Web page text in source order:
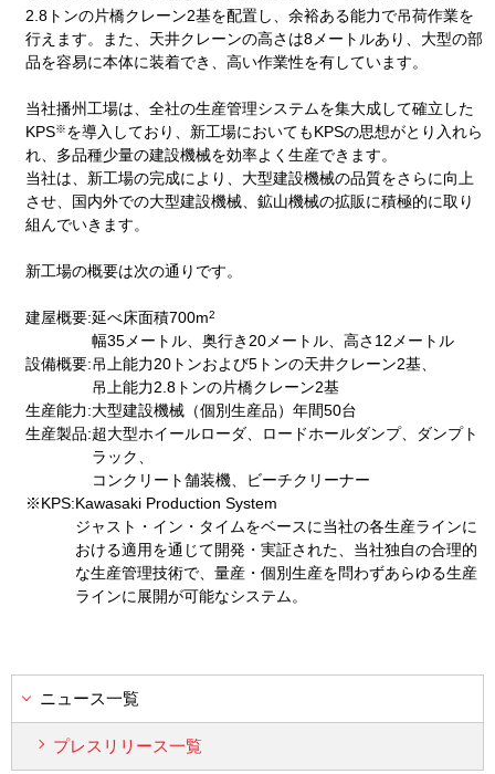
2.8トンの片橋クレーン2基を配置し、余裕ある能力で吊荷作業を
行えます。また、天井クレーンの高さは8メートルあり、大型の部
品を容易に本体に装着でき、高い作業性を有しています。
当社播州工場は、全社の生産管理システムを集大成して確立した
KPS※を導入しており、新工場においてもKPSの思想がとり入れら
れ、多品種少量の建設機械を効率よく生産できます。
当社は、新工場の完成により、大型建設機械の品質をさらに向上
させ、国内外での大型建設機械、鉱山機械の拡販に積極的に取り
組んでいきます。
新工場の概要は次の通りです。
建屋概要:延べ床面積700m2
幅35メートル、奥行き20メートル、高さ12メートル
設備概要:吊上能力20トンおよび5トンの天井クレーン2基、
吊上能力2.8トンの片橋クレーン2基
生産能力:大型建設機械（個別生産品）年間50台
生産製品:超大型ホイールローダ、ロードホールダンプ、ダンプト
ラック、
コンクリート舗装機、ビーチクリーナー
※KPS:Kawasaki Production System
ジャスト・イン・タイムをベースに当社の各生産ラインに
おける適用を通じて開発・実証された、当社独自の合理的
な生産管理技術で、量産・個別生産を問わずあらゆる生産
ラインに展開が可能なシステム。
ニュース一覧
プレスリリース一覧